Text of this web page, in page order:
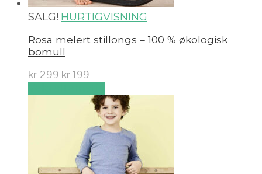
SALG! HURTIGVISNING
Rosa melert stillongs – 100 % økologisk
bomull
kr299 kr 199